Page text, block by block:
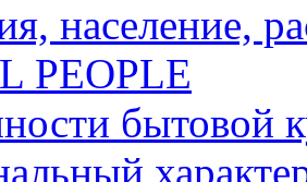
население,
PEOPLE
бытовой